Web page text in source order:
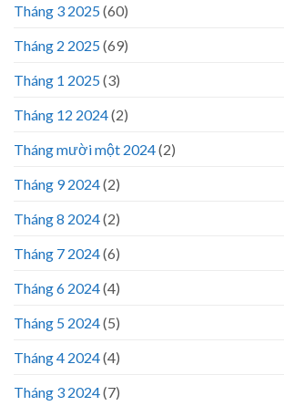
Tháng 3 2025(60)
Tháng 2 2025(69)
Tháng 1 2025(3)
Tháng 12 2024(2)
Tháng mười một 2024(2)
Tháng 9 2024(2)
Tháng 8 2024(2)
Tháng 7 2024(6)
Tháng 6 2024(4)
Tháng 5 2024(5)
Tháng 4 2024(4)
Tháng 3 2024(7)